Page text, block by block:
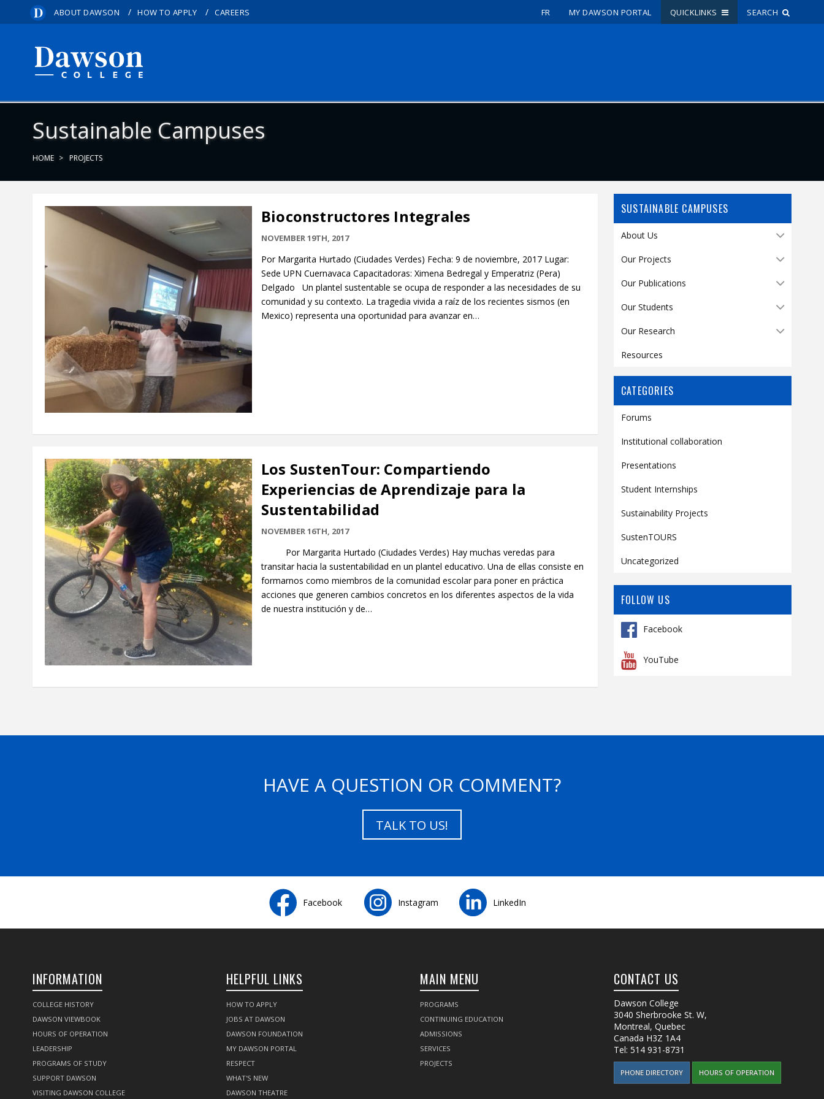
ABOUT DAWSON / HOW TO APPLY / CAREERS FR MY DAWSON PORTAL QUICKLINKS SEARCH
Sustainable Campuses
HOME PROJECTS
SUSTAINABLE CAMPUSES
About Us
Our Projects
Our Publications
Our Students
Our Research
Resources
CATEGORIES
Forums
Institutional collaboration
Presentations
Student Internships
Sustainability Projects
SustenTOURS
Uncategorized
FOLLOW US
Facebook
YouTube
Bioconstructores Integrales
NOVEMBER 19TH, 2017
Por Margarita Hurtado (Ciudades Verdes) Fecha: 9 de noviembre, 2017 Lugar:
Sede UPN Cuernavaca Capacitadoras: Ximena Bedregal y Emperatriz (Pera)
Delgado Un plantel sustentable se ocupa de responder a las necesidades de su
comunidad y su contexto. La tragedia vivida a raíz de los recientes sismos (en
Mexico) representa una oportunidad para avanzar en…
Los SustenTour: Compartiendo
Experiencias de Aprendizaje para la
Sustentabilidad
NOVEMBER 16TH, 2017
Por Margarita Hurtado (Ciudades Verdes) Hay muchas veredas para
transitar hacia la sustentabilidad en un plantel educativo. Una de ellas consiste en
formarnos como miembros de la comunidad escolar para poner en práctica
acciones que generen cambios concretos en los diferentes aspectos de la vida
de nuestra institución y de…
HAVE A QUESTION OR COMMENT?
TALK TO US!
Facebook Instagram LinkedIn
INFORMATION
COLLEGE HISTORY
DAWSON VIEWBOOK
HOURS OF OPERATION
LEADERSHIP
PROGRAMS OF STUDY
SUPPORT DAWSON
VISITING DAWSON COLLEGE
HELPFUL LINKS
HOW TO APPLY
JOBS AT DAWSON
DAWSON FOUNDATION
MY DAWSON PORTAL
RESPECT
WHAT'S NEW
DAWSON THEATRE
MAIN MENU
PROGRAMS
CONTINUING EDUCATION
ADMISSIONS
SERVICES
PROJECTS
CONTACT US
Dawson College
3040 Sherbrooke St. W,
Montreal, Quebec
Canada H3Z 1A4
Tel: 514 931-8731
PHONE DIRECTORY HOURS OF OPERATION
Site Search
How to Apply
Careers
Quicklinks
Information
Who you are